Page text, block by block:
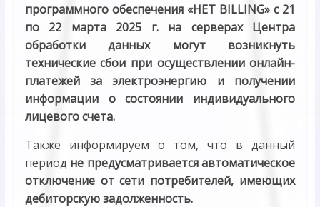
программного обеспечения «HET BILLING» с 21
по 22 марта 2025 г. на серверах Центра
обработки данных могут возникнуть
технические сбои при осуществлении онлайн-
платежей за электроэнергию и получении
информации о состоянии индивидуального
лицевого счета.
Также информируем о том, что в данный
период не предусматривается автоматическое
отключение от сети потребителей, имеющих
дебиторскую задолженность.